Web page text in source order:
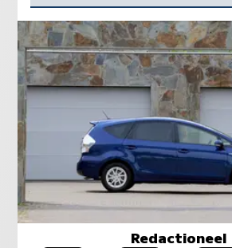
Redactioneel